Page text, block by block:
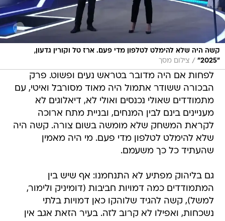
קשה היה שלא להימלט לטלפון מדי פעם. ארז טל וקורין גדעון,
"2025"
/ צילום מסך
לפחות אם היה מדובר בטראש נעים ופשוט. פרק
הבכורה ששודר אתמול היה מאוד מסורבל ואיטי, עם
מתמודדים שאולי נכנסים ואולי לא, דיאלוגים לא
מעניינים בינם לבין המנחים, ובניית מתח ארוכה
לקראת המשחק שלא מומשה בשום צורה. קשה היה
שלא להימלט לטלפון מדי פעם. מי היה מאמין
שהעתיד כל כך משעמם.
גם בליהוק מפתיע לא התנחמנו: אף שיש בין
המתמודדים כמה דמויות חביבות (דומיניק ולימור,
למשל), קשה להגיד שלוהקו כאן דמויות בלתי
נשכחות, ואפילו לא קרוב לזה. בעיר הזאת אגב אין